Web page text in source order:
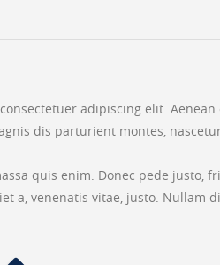
adipiscing elit. Aenean
dis parturient montes,
quis enim. Donec pede justo,
a, venenatis vitae, justo. Nullam